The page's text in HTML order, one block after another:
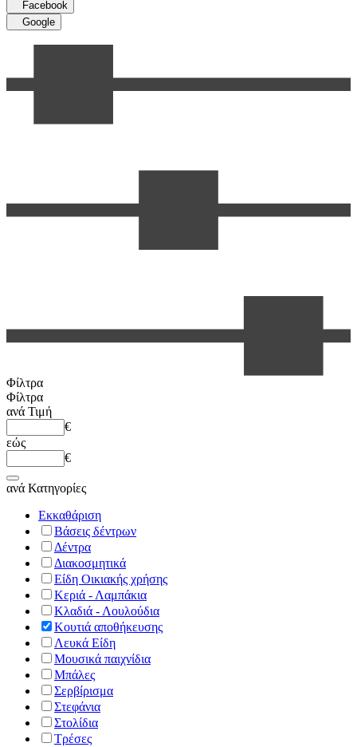
Facebook
Google
Φίλτρα
Φίλτρα
ανά Τιμή
€
εώς
€
ανά Κατηγορίες
Εκκαθάριση
Βάσεις δέντρων
Δέντρα
Διακοσμητικά
Είδη Οικιακής χρήσης
Κεριά - Λαμπάκια
Κλαδιά - Λουλούδια
Κουτιά αποθήκευσης
Λευκά Είδη
Μουσικά παιχνίδια
Μπάλες
Σερβίρισμα
Στεφάνια
Στολίδια
Τρέσες